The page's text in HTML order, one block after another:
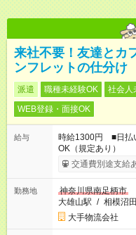
来社不要！友達とカ
ンフレットの仕分け
派遣 職種未経験OK 社会人
WEB登録・面接OK
給与
時給1300円 ■日払
OK（規定あり）
交通費別途支給
勤務地
神奈川県南足柄市
大雄山駅 / 相模沼
大手物流会社